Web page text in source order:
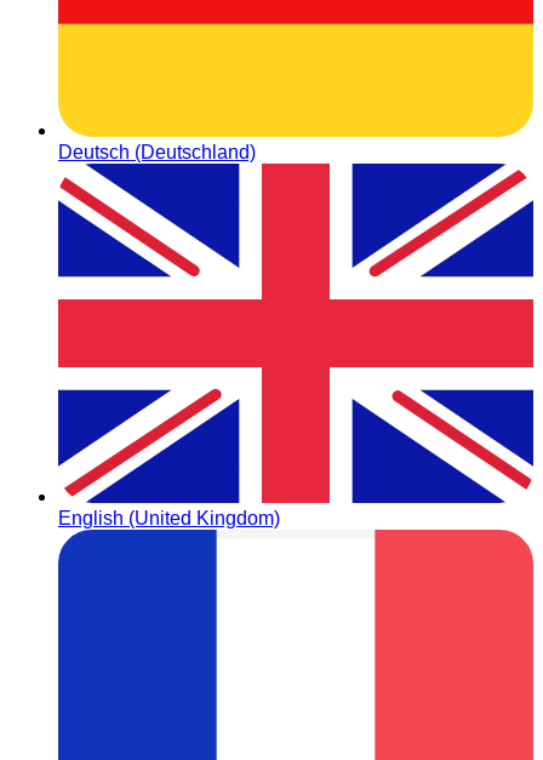
Deutsch (Deutschland)
English (United Kingdom)